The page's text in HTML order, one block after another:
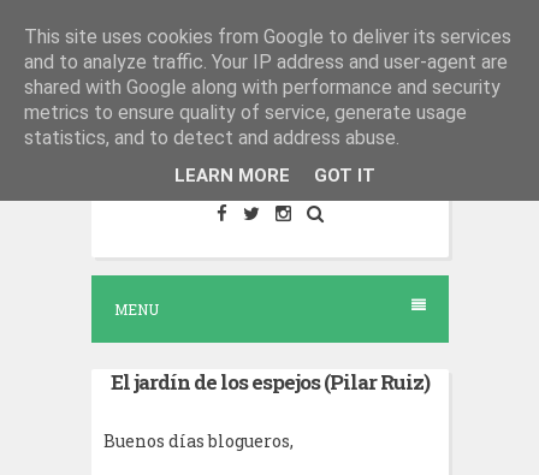
S
k
i
p
o
o
El salón del libro - Blog de
reseñas literarias
Lugar de encuentro para todo lo
relacionado con la lectura.
MENU
El jardín de los espejos (Pilar Ruiz)
Buenos días blogueros,
This site uses cookies from Google to deliver its services
and to analyze traffic. Your IP address and user-agent are
shared with Google along with performance and security
metrics to ensure quality of service, generate usage
statistics, and to detect and address abuse.
LEARN MORE GOT IT